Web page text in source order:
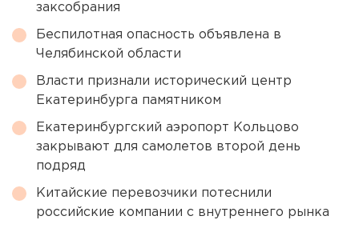
заксобрания
Беспилотная опасность объявлена в
Челябинской области
Власти признали исторический центр
Екатеринбурга памятником
Екатеринбургский аэропорт Кольцово
закрывают для самолетов второй день
подряд
Китайские перевозчики потеснили
российские компании с внутреннего рынка